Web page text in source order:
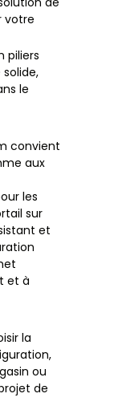
votre
piliers
le
convient
aux
les
sur
et
et à
la
ou
de